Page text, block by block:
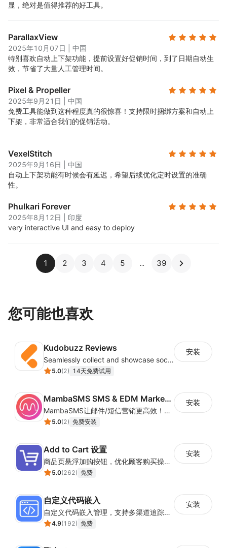
显，绝对是值得推荐的好工具。
ParallaxView
2025年10月07日
中国
特别喜欢自动上下架功能，提前设置好促销时间，到了日期自动生
效，节省了大量人工管理时间。
Pixel & Propeller
2025年9月21日
中国
免费工具能做到这种程度真的很惊喜！支持限时捆绑方案和自动上
下架，非常适合我们的促销活动。
VexelStitch
2025年9月16日
中国
自动上下架功能有时候会有延迟，希望后续优化定时设置的准确
性。
Phulkari Forever
2025年8月12日
印度
very interactive UI and easy to deploy
1 2 3 4 5 39
您可能也喜欢
Kudobuzz Reviews
Seamlessly collect and showcase social & photo reviews to boost organic traffic
5.0(2) 14天免费试用
安装
MambaSMS SMS & EDM Marketing
MambaSMS让邮件/短信营销更高效！MambaSMS可以帮助商家通过邮件和短信即时联系客户。并通过自动化流程，提高弃单挽回效率。
5.0(2) 免费安装
安装
Add to Cart 设置
商品页悬浮加购按钮，优化顾客购买操作路径
5.0(262) 免费
安装
自定义代码嵌入
自定义代码嵌入管理，支持多渠道追踪与营销活动配置
4.9(192) 免费
安装